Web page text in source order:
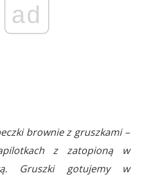
ad
brownie z gruszkami –
z zatopioną w
Gruszki gotujemy w